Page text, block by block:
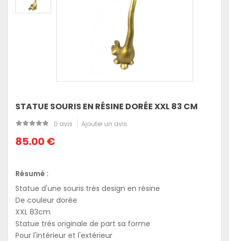
STATUE SOURIS EN RÉSINE DORÉE XXL 83 CM
0 avis Ajouter un avis
85.00 €
Résumé :
Statue d'une souris très design en résine
De couleur dorée
XXL 83cm
Statue très originale de part sa forme
Pour l'intérieur et l'extérieur